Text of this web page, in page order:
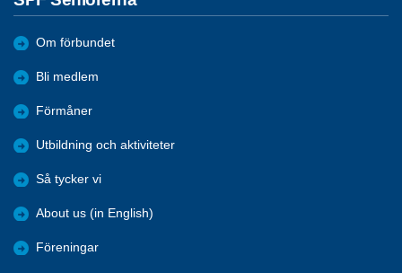
Om förbundet
Bli medlem
Förmåner
Utbildning och aktiviteter
Så tycker vi
About us (in English)
Föreningar